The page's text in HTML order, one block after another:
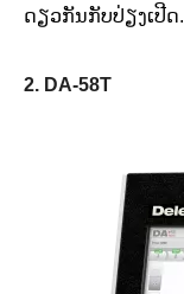
ດຽວກັນກັບປ່ຽງເປີດ.
2. DA-58T